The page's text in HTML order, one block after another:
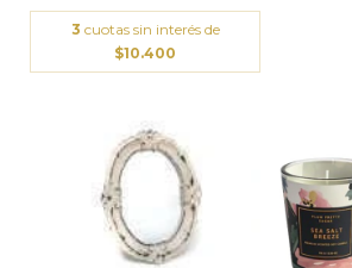
3 cuotas sin interés de
$10.400